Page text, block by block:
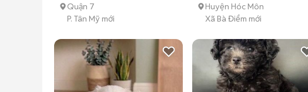
Quận 7
P. Tân Mỹ mới
Huyện Hóc Môn
Xã Bà Điểm mới